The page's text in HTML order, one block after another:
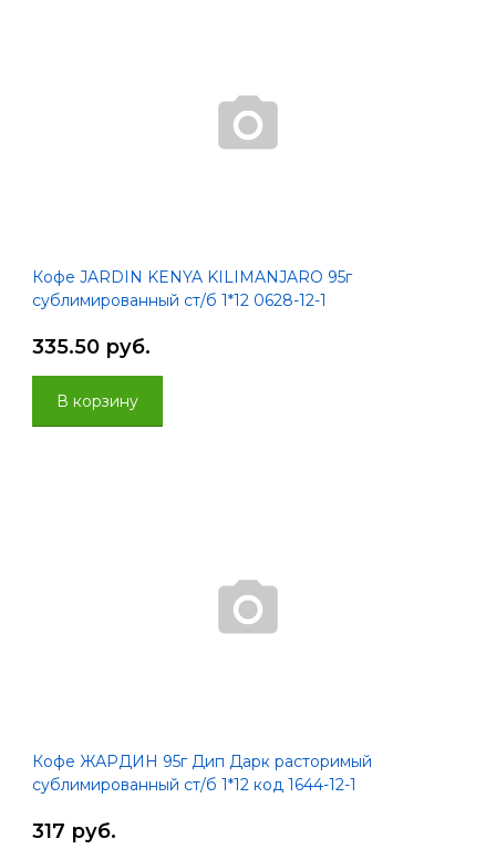
Кофе JARDIN KENYA KILIMANJARO 95г
сублимированный ст/б 1*12 0628-12-1
335.50 руб.
В корзину
Кофе ЖАРДИН 95г Дип Дарк расторимый
сублимированный ст/б 1*12 код 1644-12-1
317 руб.